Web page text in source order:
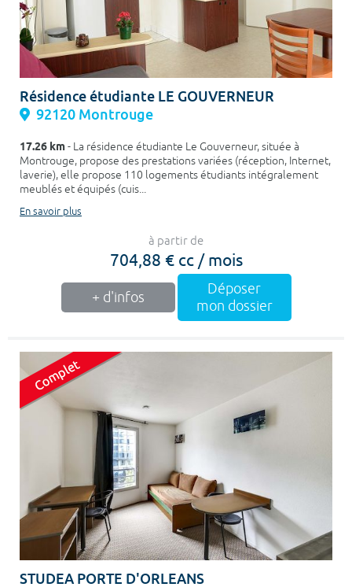
Résidence étudiante LE GOUVERNEUR
92120 Montrouge
17.26 km- La résidence étudiante Le Gouverneur, située à
Montrouge, propose des prestations variées (réception, Internet,
laverie), elle propose 110 logements étudiants intégralement
meublés et équipés (cuis...
En savoir plus
à partir de
704,88 € cc / mois
+ d'infos
Déposer
mon dossier
STUDEA PORTE D'ORLEANS